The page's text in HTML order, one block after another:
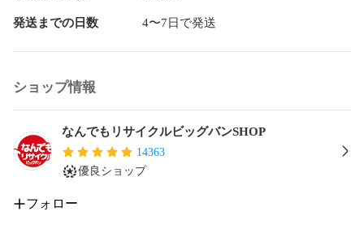
える程度のキズがあるため、記載のない見落としによるキズ
※トレーディングカードは商材の性質上、原則返品・交換はお
受けいたしかねます。
ご理解のうえご購入いただきますようお願い申し上げます。
■状態等は画像をご確認・ご参照下さい。
■こちらの商品はお客様から買取させていただいた商品であ
り、人の手を経た商品です。
評価ご不要のお客様は、ご落札・ご購入をお控えください。
発送までの日数 4〜7日で発送
ショップ情報
なんでもリサイクルビッグバンSHOP
14363
優良ショップ
フォロー